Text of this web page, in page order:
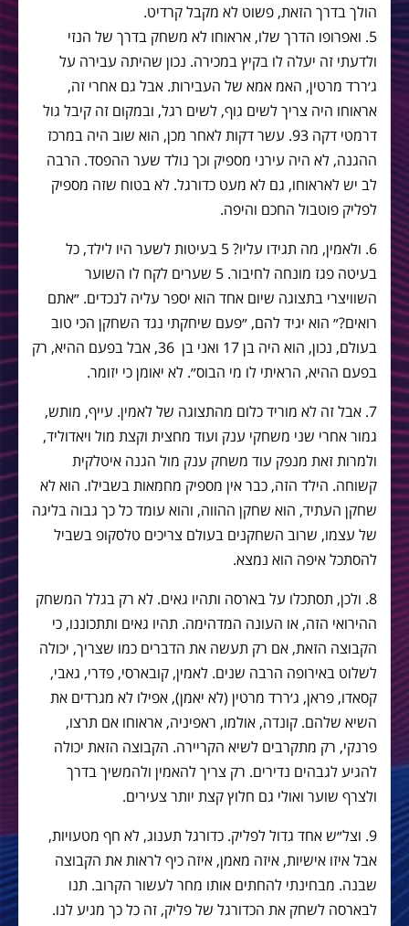
הולך בדרך הזאת, פשוט לא מקבל קרדיט.
5. ואפרופו הדרך שלו, אראוחו לא משחק בדרך של הנזי
ולדעתי זה יעלה לו בקיץ במכירה. נכון שהיתה עבירה על
ג׳ררד מרטין, האמ אמא של העבירות. אבל גם אחרי זה,
אראוחו היה צריך לשים גוף, לשים רגל, ובמקום זה קיבל גול
דרמטי דקה 93. עשר דקות לאחר מכן, הוא שוב היה במרכז
ההגנה, לא היה עירני מספיק וכך נולד שער ההפסד. הרבה
לב יש לאראוחו, גם לא מעט כדורגל. לא בטוח שזה מספיק
לפליק פוטבול החכם והיפה.
6. ולאמין, מה תגידו עליו? 5 בעיטות לשער היו לילד, כל
בעיטה פגז מונחה לחיבור. 5 שערים לקח לו השוער
השוויצרי בתצוגה שיום אחד הוא יספר עליה לנכדים. ״אתם
רואים?״ הוא יגיד להם, ״פעם שיחקתי נגד השחקן הכי טוב
בעולם, נכון, הוא היה בן 17 ואני בן 36, אבל בפעם ההיא, רק
בפעם ההיא, הראיתי לו מי הבוס״. לא יאומן כי יזומר.
7. אבל זה לא מוריד כלום מהתצוגה של לאמין. עייף, מותש,
גמור אחרי שני משחקי ענק ועוד מחצית וקצת מול ויאדוליד,
ולמרות זאת מנפק עוד משחק ענק מול הגנה איטלקית
קשוחה. הילד הזה, כבר אין מספיק מחמאות בשבילו. הוא לא
שחקן העתיד, הוא שחקן ההווה, והוא עומד כל כך גבוה בליגה
של עצמו, שרוב השחקנים בעולם צריכים טלסקופ בשביל
להסתכל איפה הוא נמצא.
8. ולכן, תסתכלו על בארסה ותהיו גאים. לא רק בגלל המשחק
ההירואי הזה, או העונה המדהימה. תהיו גאים ותתכוננו, כי
הקבוצה הזאת, אם רק תעשה את הדברים כמו שצריך, יכולה
לשלוט באירופה הרבה שנים. לאמין, קובארסי, פדרי, גאבי,
קסאדו, פראן, ג׳ררד מרטין (לא יאמן), אפילו לא מגרדים את
השיא שלהם. קונדה, אולמו, ראפיניה, אראוחו אם תרצו,
פרנקי, רק מתקרבים לשיא הקריירה. הקבוצה הזאת יכולה
להגיע לגבהים נדירים. רק צריך להאמין ולהמשיך בדרך
ולצרף שוער ואולי גם חלוץ קצת יותר צעירים.
9. וצל״ש אחד גדול לפליק. כדורגל תענוג, לא חף מטעויות,
אבל איזו אישיות, איזה מאמן, איזה כיף לראות את הקבוצה
שבנה. מבחינתי להחתים אותו מחר לעשור הקרוב. תנו
לבארסה לשחק את הכדורגל של פליק, זה כל כך מגיע לנו.